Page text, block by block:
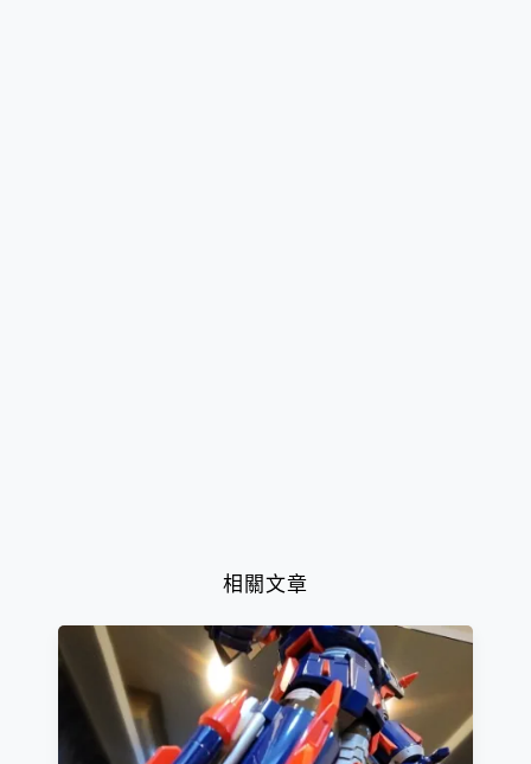
相關文章